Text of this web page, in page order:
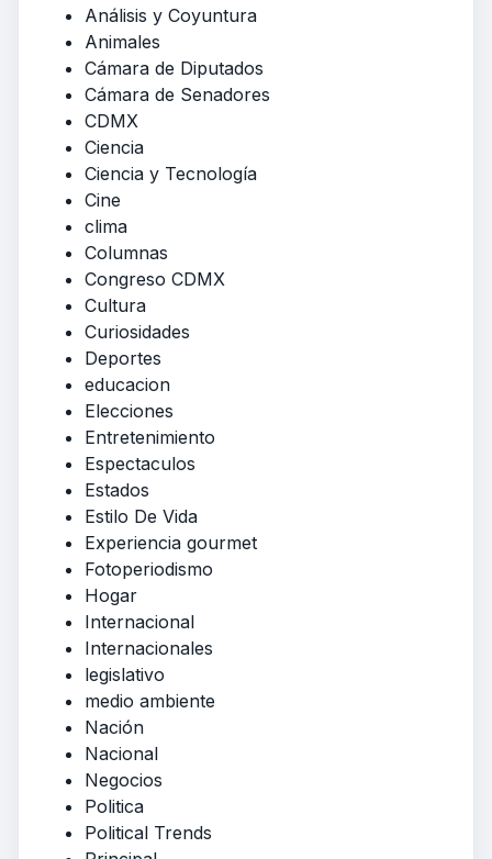
Análisis y Coyuntura
Animales
Cámara de Diputados
Cámara de Senadores
CDMX
Ciencia
Ciencia y Tecnología
Cine
clima
Columnas
Congreso CDMX
Cultura
Curiosidades
Deportes
educacion
Elecciones
Entretenimiento
Espectaculos
Estados
Estilo De Vida
Experiencia gourmet
Fotoperiodismo
Hogar
Internacional
Internacionales
legislativo
medio ambiente
Nación
Nacional
Negocios
Politica
Political Trends